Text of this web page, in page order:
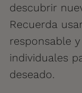
descubrir
Recuerda
responsable
individuales
deseado.